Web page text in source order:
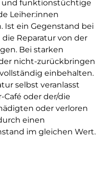
und funktionstüchtige
Leiher:innen
Ist ein Gegenstand bei
Reparatur von der
Bei starken
nicht-zurückbringen
einbehalten.
selbst veranlasst
Café oder der/die
oder verloren
einen
im gleichen Wert.